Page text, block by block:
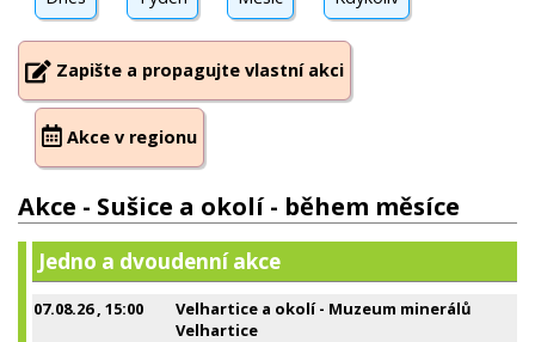
Zapište a propagujte vlastní akci
Akce v regionu
Akce - Sušice a okolí - během měsíce
Jedno a dvoudenní akce
07.08.26, 15:00
Velhartice a okolí - Muzeum minerálů
Velhartice